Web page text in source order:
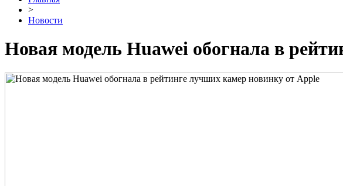
>
Новости
Новая модель Huawei обогнала в